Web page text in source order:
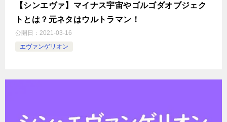
【シンエヴァ】マイナス宇宙やゴルゴダオブジェク
トとは？元ネタはウルトラマン！
公開日： 2021-03-16
エヴァンゲリオン